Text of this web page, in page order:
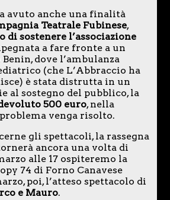
avuto anche una finalità
Teatrale Fubinese,
di sostenere l’associazione
a fare fronte a un
dove l’ambulanza
(che L’Abbraccio ha
è stata distrutta in un
al sostegno del pubblico, la
500 euro, nella
venga risolto.
gli spettacoli, la rassegna
ancora una volta di
alle 17 ospiteremo la
74 di Forno Canavese
poi, l’atteso spettacolo di
e Mauro.